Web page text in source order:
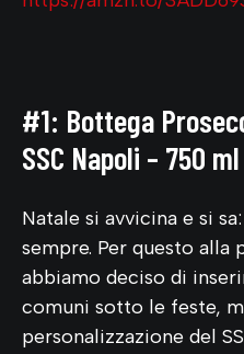
#1: Bottega
SSC Napoli – 750 ml
Natale si avvicina e si
sempre. Per questo alla
abbiamo deciso di
comuni sotto le feste,
personalizzazione del